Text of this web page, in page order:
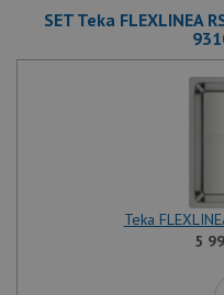
SET Teka FLEXLINEA
Teka
5